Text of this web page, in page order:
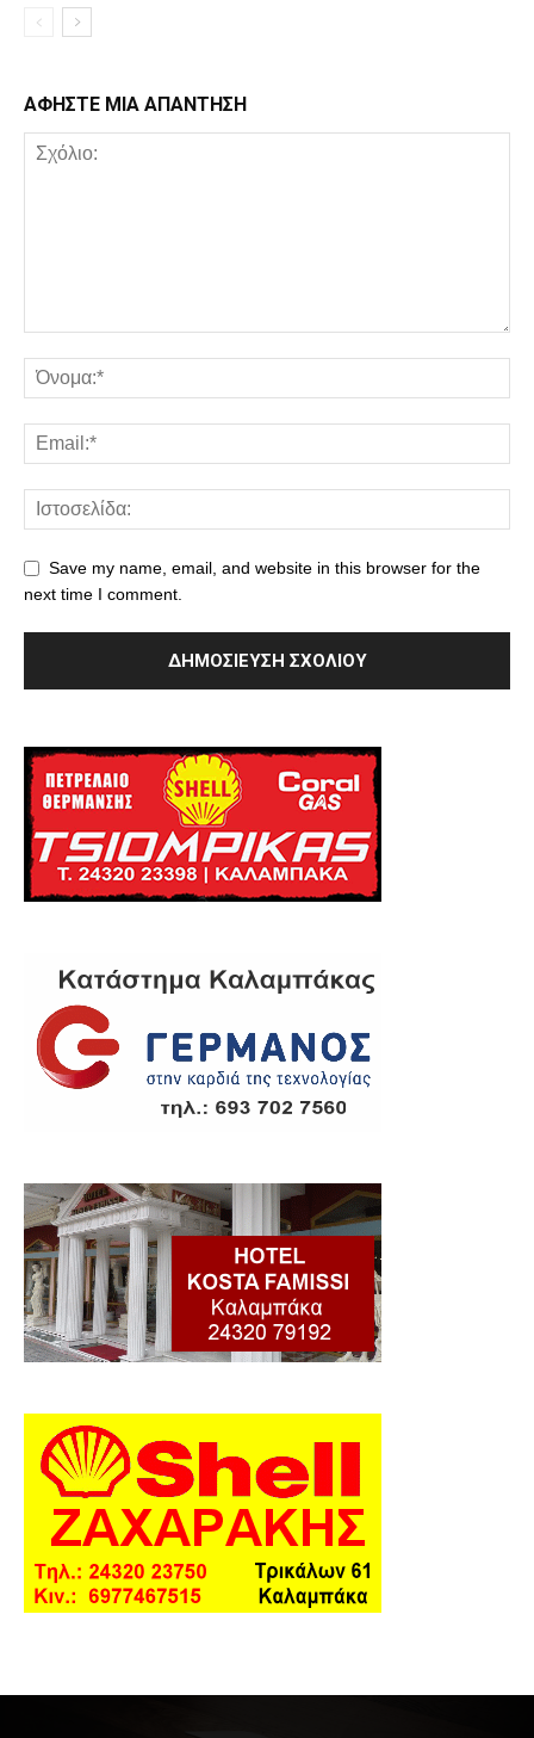
ΑΦΗΣΤΕ ΜΙΑ ΑΠΑΝΤΗΣΗ
Save my name, email, and website in this browser for the
next time I comment.